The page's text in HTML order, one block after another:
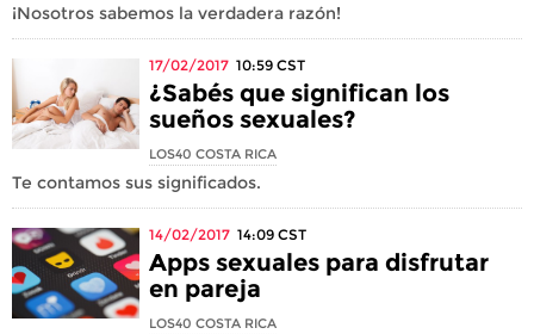
¡Nosotros sabemos la verdadera razón!
17/02/2017 10:59 CST
¿Sabés que significan los
sueños sexuales?
LOS40 COSTA RICA
Te contamos sus significados.
14/02/2017 14:09 CST
Apps sexuales para disfrutar
en pareja
LOS40 COSTA RICA